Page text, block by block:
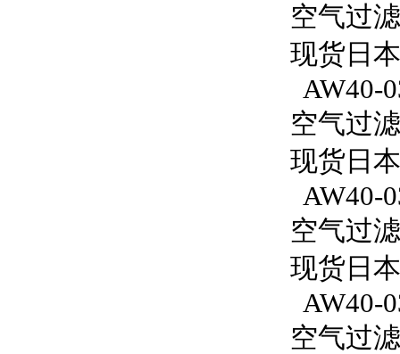
空气过
现货日
AW40-
空气过
现货日
AW40-
空气过
现货日
AW40-
空气过